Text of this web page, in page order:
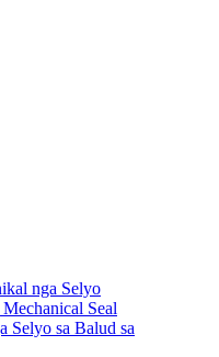
nga Selyo
Seal
Selyo sa Balud sa